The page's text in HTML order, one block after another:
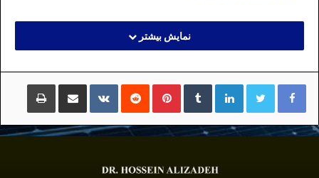
نمایش بیشتر
لینکداینتامبلر پینتریستReddit
VKontakte
اشتراک گذاری با ایمیل چاپ